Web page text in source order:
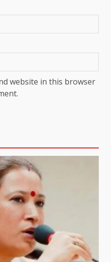
website in this browser